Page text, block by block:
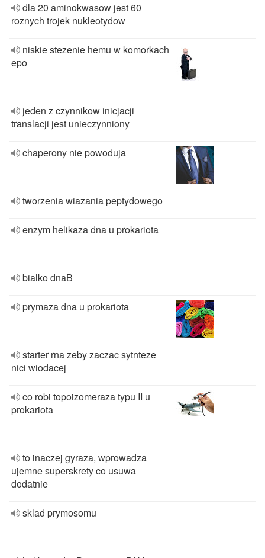
dla 20 aminokwasow jest 60
roznych trojek nukleotydow
niskie stezenie hemu w komorkach
epo
jeden z czynnikow inicjacji
translacji jest unieczynniony
chaperony nie powoduja
tworzenia wiazania peptydowego
enzym helikaza dna u prokariota
bialko dnaB
prymaza dna u prokariota
starter rna zeby zaczac sytnteze
nici wiodacej
co robi topoizomeraza typu II u
prokariota
to inaczej gyraza, wprowadza
ujemne superskrety co usuwa
dodatnie
sklad prymosomu